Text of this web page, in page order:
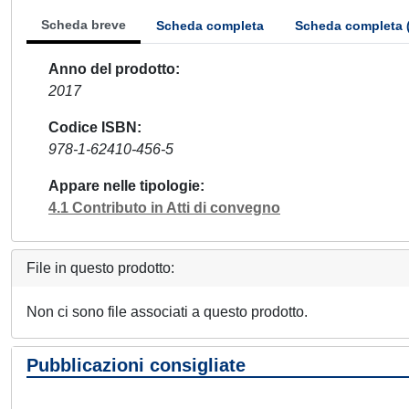
Scheda breve Scheda completa Scheda completa
Anno del prodotto
2017
Codice ISBN
978-1-62410-456-5
Appare nelle tipologie
4.1 Contributo in Atti di convegno
File in questo prodotto:
Non ci sono file associati a questo prodotto.
Pubblicazioni consigliate